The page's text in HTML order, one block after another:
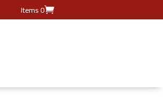
0 Items